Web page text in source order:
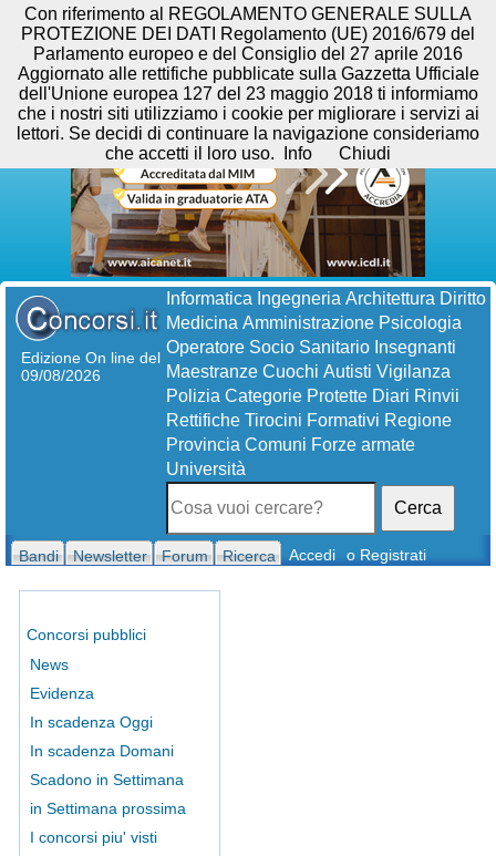
Edizione On line del
09/08/2026
Informatica Ingegneria Architettura Diritto
Medicina Amministrazione Psicologia
Operatore Socio Sanitario Insegnanti
Maestranze Cuochi Autisti Vigilanza
Polizia Categorie Protette Diari Rinvii
Rettifiche Tirocini Formativi Regione
Provincia Comuni Forze armate
Università
Cerca
Bandi Newsletter Forum Ricerca Accedi o Registrati
Concorsi pubblici
News
Evidenza
In scadenza Oggi
In scadenza Domani
Scadono in Settimana
in Settimana prossima
I concorsi piu' visti
Con riferimento al REGOLAMENTO GENERALE SULLA
PROTEZIONE DEI DATI Regolamento (UE) 2016/679 del
Parlamento europeo e del Consiglio del 27 aprile 2016
Aggiornato alle rettifiche pubblicate sulla Gazzetta Ufficiale
dell'Unione europea 127 del 23 maggio 2018 ti informiamo
che i nostri siti utilizziamo i cookie per migliorare i servizi ai
lettori. Se decidi di continuare la navigazione consideriamo
che accetti il loro uso.
Info Chiudi